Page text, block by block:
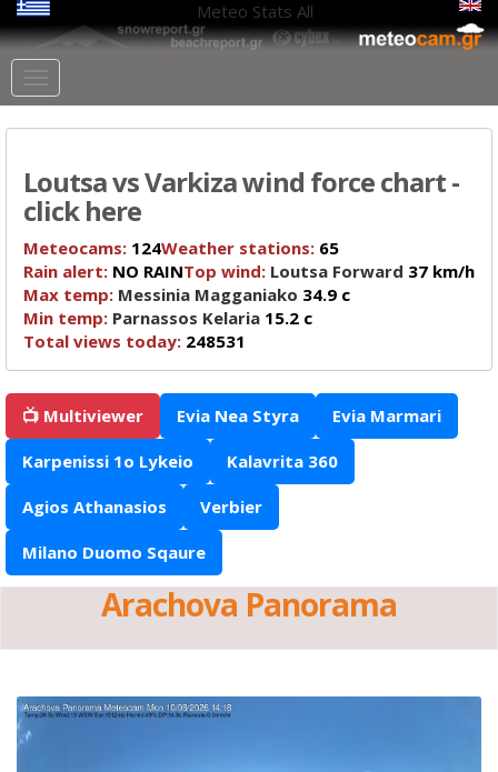
Meteo Stats All
Loutsa vs Varkiza wind force chart -
click here
Meteocams: 124Weather stations: 65
Rain alert: NO RAINTop wind: Loutsa Forward 37 km/h
Max temp: Messinia Magganiako 34.9 c
Min temp: Parnassos Kelaria 15.2 c
Total views today: 248531
📺 Multiviewer Evia Nea Styra Evia Marmari
Karpenissi 1o Lykeio Kalavrita 360
Agios Athanasios Verbier
Milano Duomo Sqaure
Arachova Panorama